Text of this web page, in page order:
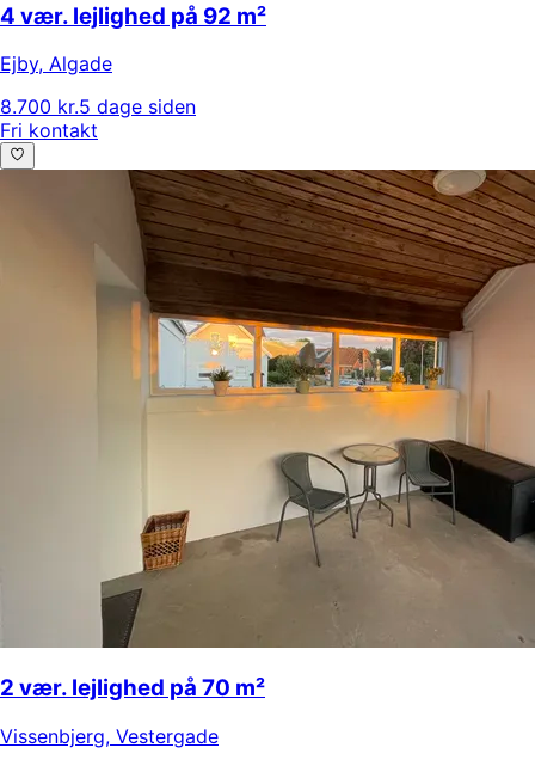
4 vær. lejlighed på 92 m²
Ejby, Algade
8.700 kr.5 dage siden
Fri kontakt
2 vær. lejlighed på 70 m²
Vissenbjerg, Vestergade